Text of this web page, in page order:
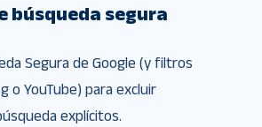
búsqueda segura
Segura de Google (y filtros
o YouTube) para excluir
explícitos.